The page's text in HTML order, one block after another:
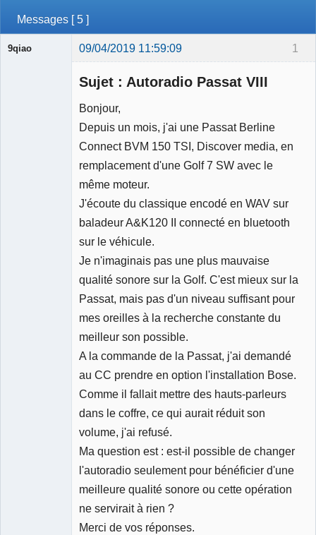
Messages [ 5 ]
1
9qiao 09/04/2019 11:59:09
Sujet : Autoradio Passat VIII
Bonjour,
Depuis un mois, j'ai une Passat Berline
Connect BVM 150 TSI, Discover media, en
remplacement d'une Golf 7 SW avec le
même moteur.
J'écoute du classique encodé en WAV sur
baladeur A&K120 II connecté en bluetooth
sur le véhicule.
Je n'imaginais pas une plus mauvaise
qualité sonore sur la Golf. C'est mieux sur la
Passat, mais pas d'un niveau suffisant pour
mes oreilles à la recherche constante du
meilleur son possible.
A la commande de la Passat, j'ai demandé
au CC prendre en option l'installation Bose.
Comme il fallait mettre des hauts-parleurs
dans le coffre, ce qui aurait réduit son
volume, j'ai refusé.
Ma question est : est-il possible de changer
l'autoradio seulement pour bénéficier d'une
meilleure qualité sonore ou cette opération
ne servirait à rien ?
Merci de vos réponses.